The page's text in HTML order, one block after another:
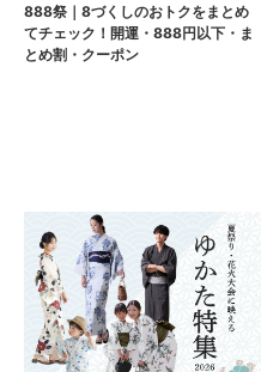
888祭｜8づくしのおトクをまとめ
てチェック！開運・888円以下・ま
とめ割・クーポン